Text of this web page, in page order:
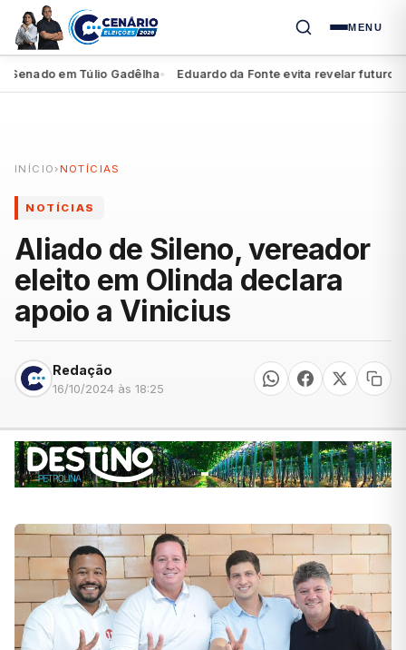
MENU
em Túlio Gadêlha● Eduardo da Fonte evita revelar futuro de
INÍCIO › NOTÍCIAS
NOTÍCIAS
Aliado de Sileno, vereador
eleito em Olinda declara
apoio a Vinicius
Redação
16/10/2024 às 18:25